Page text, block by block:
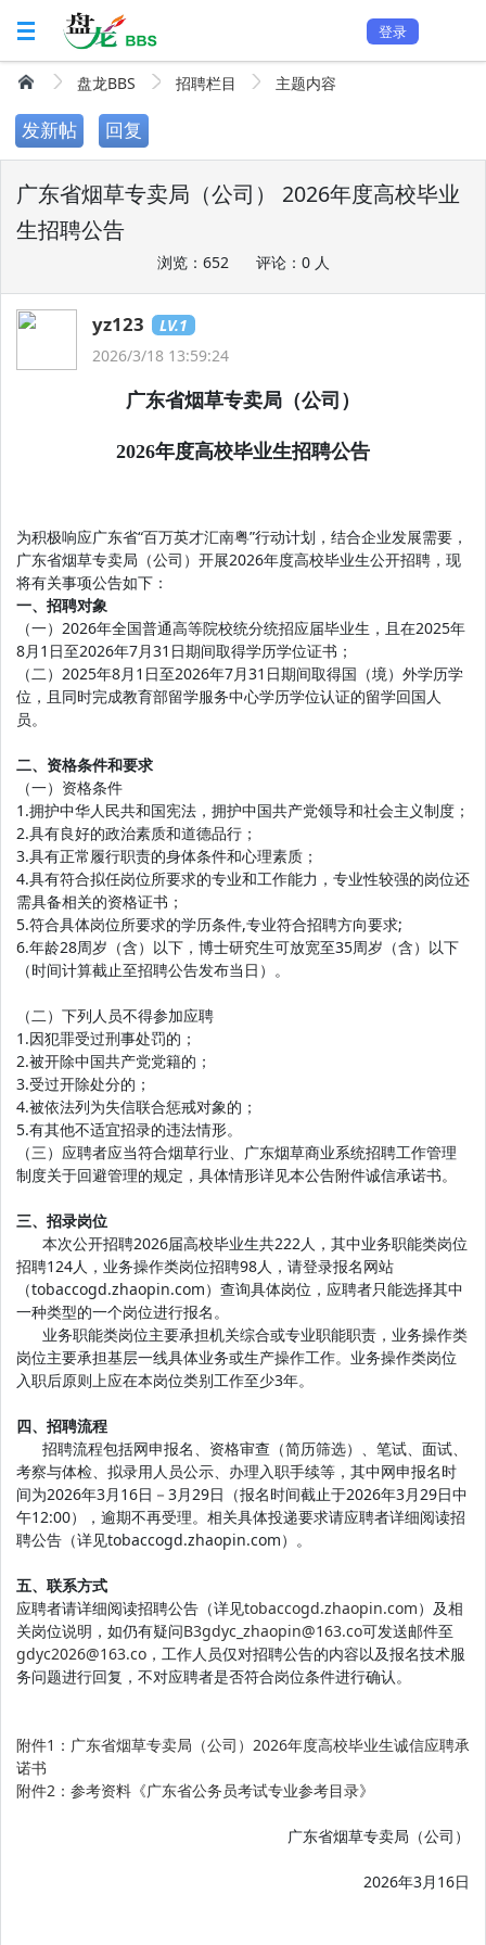
登录
盘龙BBS 招聘栏目 主题内容
发新帖 回复
广东省烟草专卖局（公司） 2026年度高校毕业
生招聘公告
浏览：652 评论：0 人
yz123
LV.1
2026/3/18 13:59:24
广东省烟草专卖局（公司）
2026年度高校毕业生招聘公告
为积极响应广东省“百万英才汇南粤”行动计划，结合企业发展需要，
广东省烟草专卖局（公司）开展2026年度高校毕业生公开招聘，现
将有关事项公告如下：
一、招聘对象
（一）2026年全国普通高等院校统分统招应届毕业生，且在2025年
8月1日至2026年7月31日期间取得学历学位证书；
（二）2025年8月1日至2026年7月31日期间取得国（境）外学历学
位，且同时完成教育部留学服务中心学历学位认证的留学回国人
员。
二、资格条件和要求
（一）资格条件
1.拥护中华人民共和国宪法，拥护中国共产党领导和社会主义制度；
2.具有良好的政治素质和道德品行；
3.具有正常履行职责的身体条件和心理素质；
4.具有符合拟任岗位所要求的专业和工作能力，专业性较强的岗位还
需具备相关的资格证书；
5.符合具体岗位所要求的学历条件,专业符合招聘方向要求;
6.年龄28周岁（含）以下，博士研究生可放宽至35周岁（含）以下
（时间计算截止至招聘公告发布当日）。
（二）下列人员不得参加应聘
1.因犯罪受过刑事处罚的；
2.被开除中国共产党党籍的；
3.受过开除处分的；
4.被依法列为失信联合惩戒对象的；
5.有其他不适宜招录的违法情形。
（三）应聘者应当符合烟草行业、广东烟草商业系统招聘工作管理
制度关于回避管理的规定，具体情形详见本公告附件诚信承诺书。
三、招录岗位
本次公开招聘2026届高校毕业生共222人，其中业务职能类岗位
招聘124人，业务操作类岗位招聘98人，请登录报名网站
（tobaccogd.zhaopin.com）查询具体岗位，应聘者只能选择其中
一种类型的一个岗位进行报名。
业务职能类岗位主要承担机关综合或专业职能职责，业务操作类
岗位主要承担基层一线具体业务或生产操作工作。业务操作类岗位
入职后原则上应在本岗位类别工作至少3年。
四、招聘流程
招聘流程包括网申报名、资格审查（简历筛选）、笔试、面试、
考察与体检、拟录用人员公示、办理入职手续等，其中网申报名时
间为2026年3月16日－3月29日（报名时间截止于2026年3月29日中
午12:00），逾期不再受理。相关具体投递要求请应聘者详细阅读招
聘公告（详见tobaccogd.zhaopin.com）。
五、联系方式
应聘者请详细阅读招聘公告（详见tobaccogd.zhaopin.com）及相
关岗位说明，如仍有疑问B3gdyc_zhaopin@163.co可发送邮件至
gdyc2026@163.co ，工作人员仅对招聘公告的内容以及报名技术服
务问题进行回复，不对应聘者是否符合岗位条件进行确认。
附件1：广东省烟草专卖局（公司）2026年度高校毕业生诚信应聘承
诺书
附件2：参考资料《广东省公务员考试专业参考目录》
广东省烟草专卖局（公司）
2026年3月16日